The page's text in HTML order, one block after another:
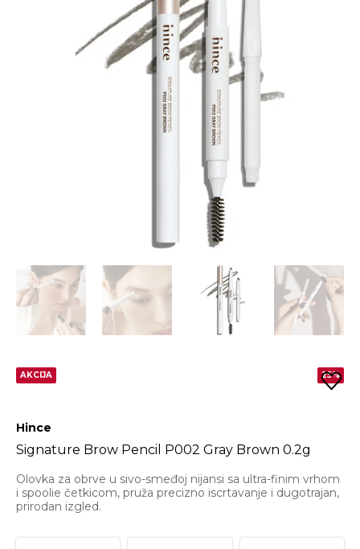
AKCIJA 25%
Hince
Signature Brow Pencil P002 Gray Brown 0.2g
Olovka za obrve u sivo-smeđoj nijansi sa ultra-finim vrhom
i spoolie četkicom, pruža precizno iscrtavanje i dugotrajan,
prirodan izgled.